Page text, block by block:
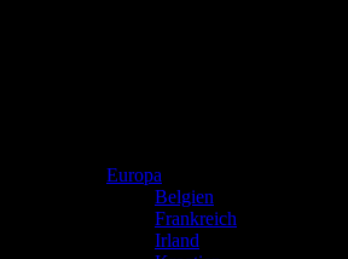
Europa
Belgien
Frankreich
Irland